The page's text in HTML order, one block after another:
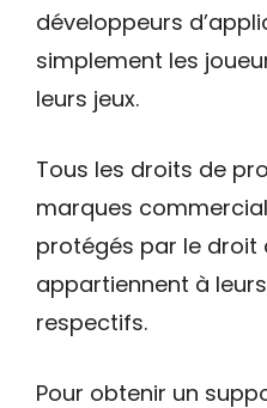
développeurs
simplement les
leurs jeux.
Tous les droits de
marques
protégés par le droit
appartiennent à
respectifs.
Pour obtenir un